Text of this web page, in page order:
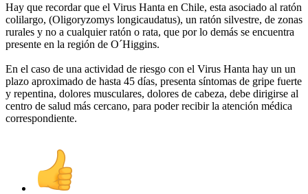
Hay que recordar que el Virus Hanta en Chile, esta asociado al ratón
colilargo, (Oligoryzomys longicaudatus), un ratón silvestre, de zonas
rurales y no a cualquier ratón o rata, que por lo demás se encuentra
presente en la región de O´Higgins.
En el caso de una actividad de riesgo con el Virus Hanta hay un un
plazo aproximado de hasta 45 días, presenta síntomas de gripe fuerte
y repentina, dolores musculares, dolores de cabeza, debe dirigirse al
centro de salud más cercano, para poder recibir la atención médica
correspondiente.